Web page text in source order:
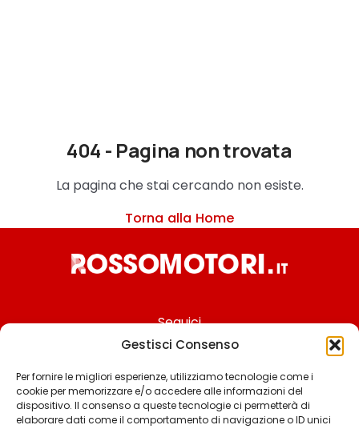
Gestisci Consenso
Per fornire le migliori esperienze, utilizziamo tecnologie come i
cookie per memorizzare e/o accedere alle informazioni del
dispositivo. Il consenso a queste tecnologie ci permetterà di
elaborare dati come il comportamento di navigazione o ID unici
404 - Pagina non trovata
La pagina che stai cercando non esiste.
Torna alla Home
Seguici
Chi siamo